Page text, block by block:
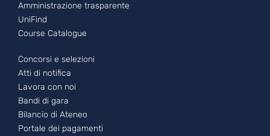
Amministrazione trasparente
UniFind
Course Catalogue
Footer - 2
Concorsi e selezioni
Atti di notifica
Lavora con noi
Bandi di gara
Bilancio di Ateneo
Portale dei pagamenti